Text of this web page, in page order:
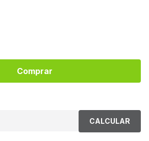
Comprar
CALCULAR